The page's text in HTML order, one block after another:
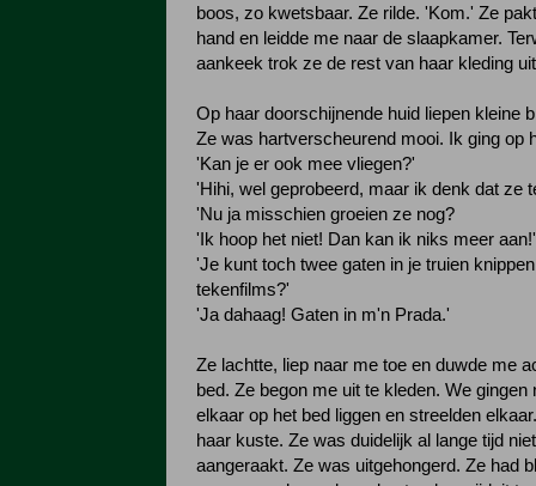
boos, zo kwetsbaar. Ze rilde. 'Kom.' Ze
hand en leidde me naar de slaapkamer.
aankeek trok ze de rest van haar kleding
Op haar doorschijnende huid liepen kleine
Ze was hartverscheurend mooi. Ik ging op
'Kan je er ook mee vliegen?'
'Hihi, wel geprobeerd, maar ik denk dat ze
'Nu ja misschien groeien ze nog?
'Ik hoop het niet! Dan kan ik niks meer aan!'
'Je kunt toch twee gaten in je truien
tekenfilms?'
'Ja dahaag! Gaten in m'n Prada.'
Ze lachtte, liep naar me toe en duwde me
bed. Ze begon me uit te kleden. We gingen
elkaar op het bed liggen en streelden
haar kuste. Ze was duidelijk al lange tijd
aangeraakt. Ze was uitgehongerd. Ze had